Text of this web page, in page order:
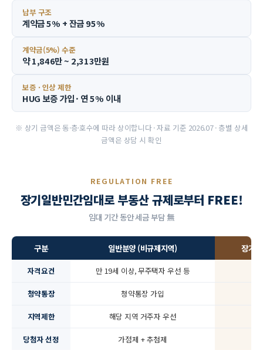
납부 구조
계약금 5% + 잔금 95%
계약금(5%) 수준
약 1,846만 ~ 2,313만원
보증 · 인상 제한
HUG 보증 가입 · 연 5% 이내
※ 상기 금액은 동·층·호수에 따라 상이합니다 · 자료 기준 2026.07 · 층별 상세
금액은 상담 시 확인
REGULATION FREE
장기일반민간임대로 부동산 규제로부터 FREE!
임대 기간 동안 세금 부담 無
구분 일반분양 (비규제지역) 장기
자격요건 만 19세 이상, 무주택자 우선 등
청약통장 청약통장 가입
지역제한 해당 지역 거주자 우선
당첨자 선정 가점제 + 추첨제